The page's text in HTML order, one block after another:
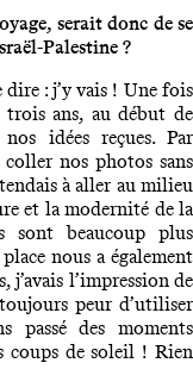
serait donc de se
Palestine ?
dire : j’y vais ! Une fois
ans, au début de
idées reçues. Par
nos photos sans
à aller au milieu
et la modernité de la
sont beaucoup plus
nous a également
l’impression de
peur d’utiliser
passé des moments
coups de soleil ! Rien